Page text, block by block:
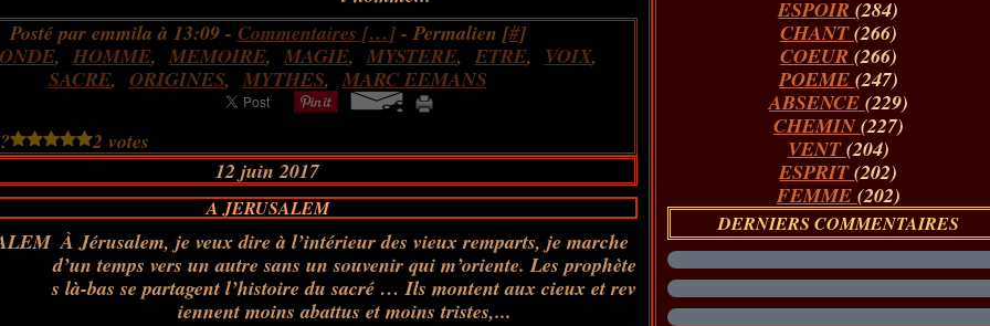
Posté par emmila à 13:09 - Commentaires […]- Permalien [#]
, HOMME, MEMOIRE, MAGIE, MYSTERE, ETRE, VOIX,
SACRE, ORIGINES, MYTHES, MARC EEMANS
2 votes
12 juin 2017
A JERUSALEM
À Jérusalem, je veux dire à l’intérieur des vieux remparts, je marche
d’un temps vers un autre sans un souvenir qui m’oriente. Les prophète
s là-bas se partagent l’histoire du sacré … Ils montent aux cieux et rev
iennent moins abattus et moins tristes,...
ESPOIR(284)
CHANT(266)
COEUR (266)
POEME (247)
ABSENCE (229)
CHEMIN(227)
VENT(204)
ESPRIT(202)
FEMME (202)
DERNIERS COMMENTAIRES